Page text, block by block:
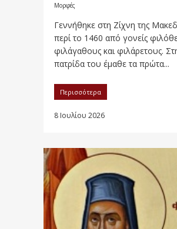
Μορφές
Γεννήθηκε στη Ζίχνη της
περί το 1460 από γονείς
φιλάγαθους και φιλάρετους.
πατρίδα του έμαθε τα πρώτα...
Περισσότερα
8 Ιουλίου 2026